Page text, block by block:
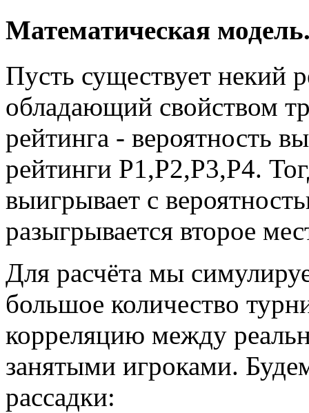
Математическая
Пусть существует некий
обладающий свойством
рейтинга - вероятность
рейтинги Р1,Р2,Р3,Р4.
выигрывает с
разыгрывается второе
Для расчёта мы
большое количество
корреляцию между
занятыми игроками.
рассадки: